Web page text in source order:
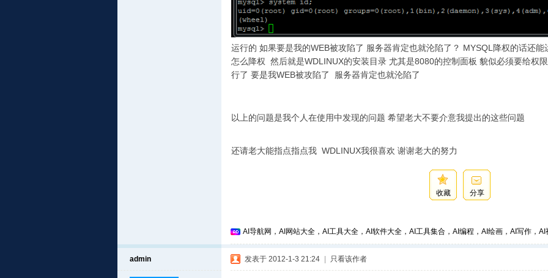
运行的 如果要是我的WEB被攻陷了 服务器肯定也就沦陷了？ MYSQL降权的话还
怎么降权 然后就是WDLINUX的安装目录 尤其是8080的控制面板 貌似必须要给权
行了 要是我WEB被攻陷了 服务器肯定也就沦陷了
以上的问题是我个人在使用中发现的问题 希望老大不要介意我提出的这些问题
还请老大能指点指点我 WDLINUX我很喜欢 谢谢老大的努力
收藏 分享
AI导航网，AI网站大全，AI工具大全，AI软件大全，AI工具集合，AI编程，AI绘画，AI写作，
admin 发表于 2012-1-3 21:24 只看该作者